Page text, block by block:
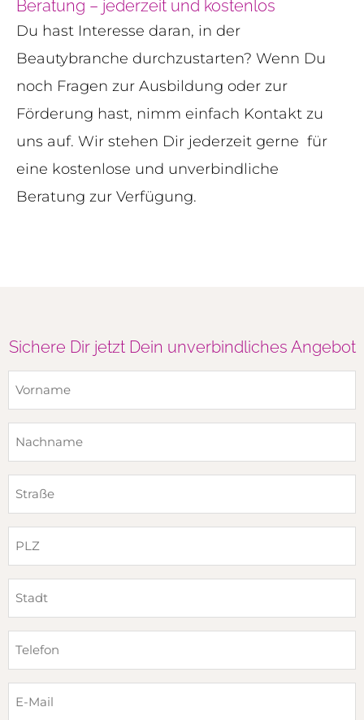
Beratung – jederzeit und kostenlos
Du hast Interesse daran, in der
Beautybranche durchzustarten? Wenn Du
noch Fragen zur Ausbildung oder zur
Förderung hast, nimm einfach Kontakt zu
uns auf. Wir stehen Dir jederzeit gerne für
eine kostenlose und unverbindliche
Beratung zur Verfügung.
Sichere Dir jetzt Dein unverbindliches Angebot